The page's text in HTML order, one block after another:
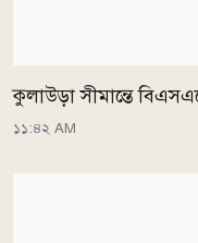
কুলাউড়া সীমান্তে
১১:৪২ AM